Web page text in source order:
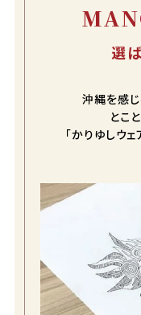
選
沖縄を感じ
とこ
「かりゆしウ